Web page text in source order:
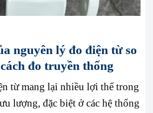
nguyên lý đo điện từ so
đo truyền thống
từ mang lại nhiều lợi thế trong
lượng, đặc biệt ở các hệ thống